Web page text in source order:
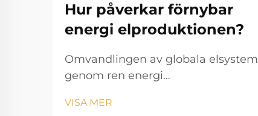
Hur påverkar förnybar
energi elproduktionen?
Omvandlingen av globala elsystem
genom ren energi
en anmärkningsvärd transformation
VISA MER